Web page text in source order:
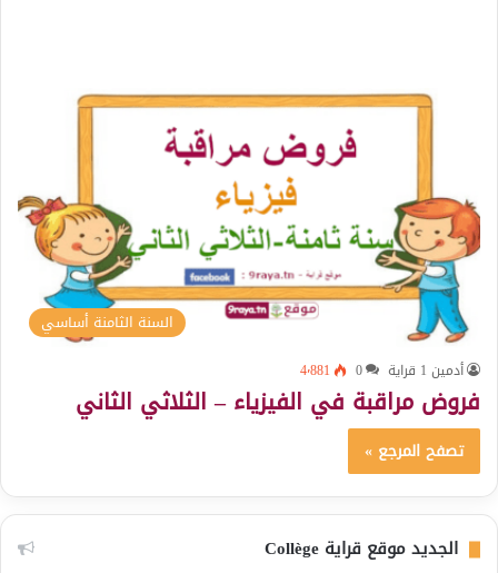
السنة الثامنة أساسي
أدمين 1 قراية 0 4٬881
فروض مراقبة في الفيزياء – الثلاثي الثاني
تصفح المرجع »
الجديد موقع قراية Collège